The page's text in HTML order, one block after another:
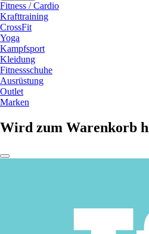
Fitness / Cardio
Krafttraining
CrossFit
Yoga
Kampfsport
Kleidung
Fitnessschuhe
Ausrüstung
Outlet
Marken
Wird zum Warenkorb